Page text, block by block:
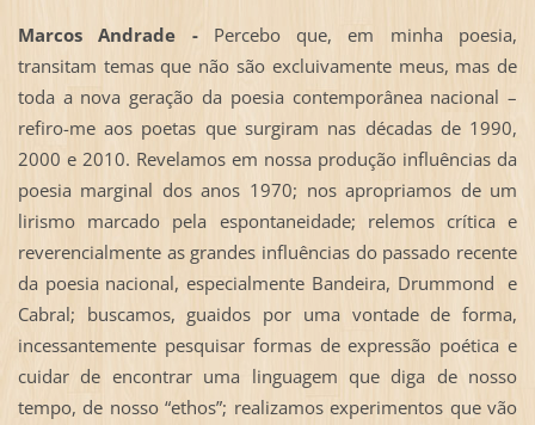
Marcos Andrade - Percebo que, em minha poesia,
transitam temas que não são excluivamente meus, mas de
toda a nova geração da poesia contemporânea nacional –
refiro-me aos poetas que surgiram nas décadas de 1990,
2000 e 2010. Revelamos em nossa produção influências da
poesia marginal dos anos 1970; nos apropriamos de um
lirismo marcado pela espontaneidade; relemos crítica e
reverencialmente as grandes influências do passado recente
da poesia nacional, especialmente Bandeira, Drummond e
Cabral; buscamos, guaidos por uma vontade de forma,
incessantemente pesquisar formas de expressão poética e
cuidar de encontrar uma linguagem que diga de nosso
tempo, de nosso “ethos”; realizamos experimentos que vão